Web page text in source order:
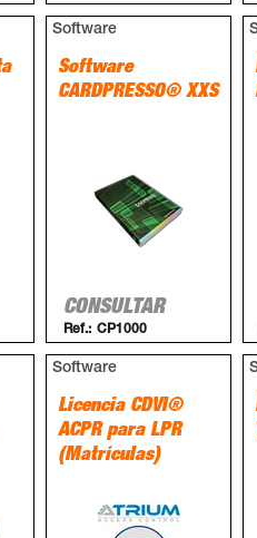
Software
Software
CARDPRESSO® XXS
CONSULTAR
Ref.: CP1000
Software
Licencia CDVI®
ACPR para LPR
(Matrículas)